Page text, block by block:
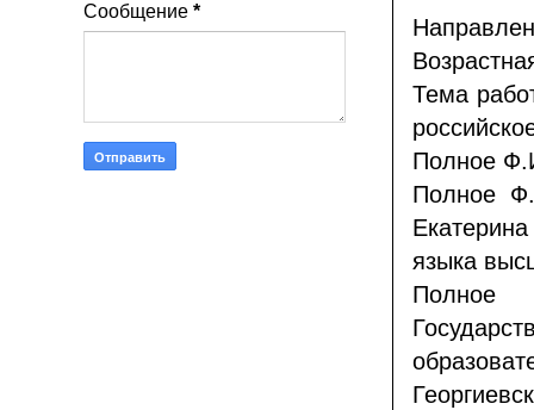
Тема
Полное
Полное
языка
Полное
Сообщение *